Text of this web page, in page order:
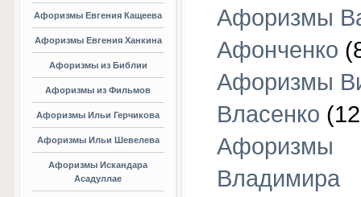
Афоризмы Евгения Кащеева
Афоризмы Евгения Ханкина
Афоризмы из Библии
Афоризмы из Фильмов
Афоризмы Ильи Герчикова
Афоризмы Ильи Шевелева
Афоризмы Искандара
Асадуллае
Афоризмы
Афонченко
Афоризмы
Власенко
Афоризмы
Владимира